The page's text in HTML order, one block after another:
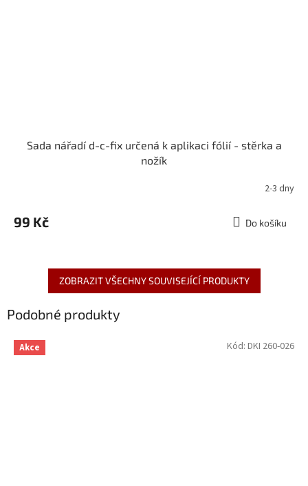
Sada nářadí d-c-fix určená k aplikaci fólií - stěrka a
nožík
2-3 dny
99 Kč Do košíku
ZOBRAZIT VŠECHNY SOUVISEJÍCÍ PRODUKTY
Podobné produkty
Akce Kód: DKI 260-026